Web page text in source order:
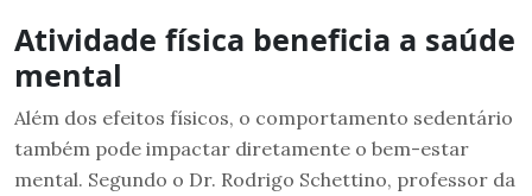
Atividade física beneficia a saúde
mental
Além dos efeitos físicos, o comportamento sedentário
também pode impactar diretamente o bem-estar
mental. Segundo o Dr. Rodrigo Schettino, professor da